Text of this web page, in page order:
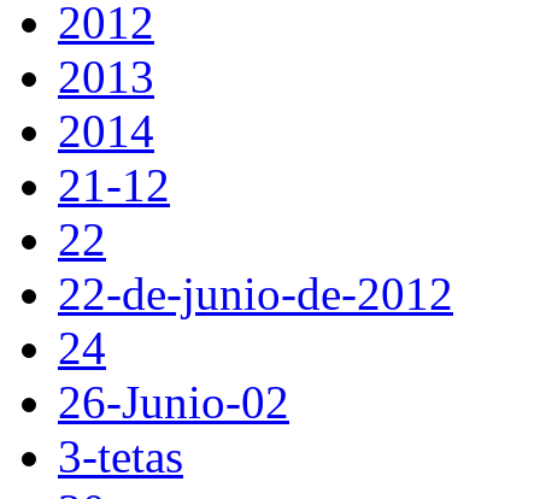
2012
2013
2014
21-12
22
22-de-junio-de-2012
24
26-Junio-02
3-tetas